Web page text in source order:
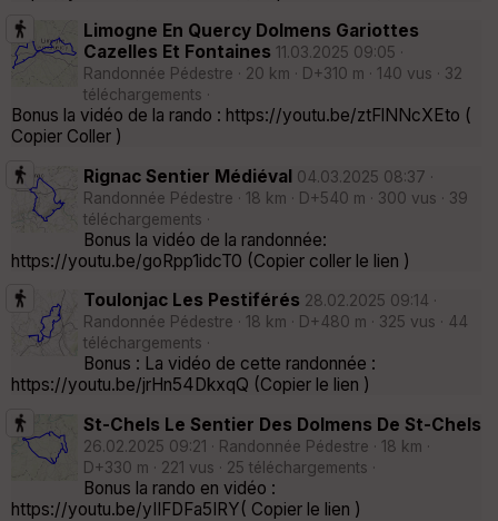
Limogne En Quercy Dolmens Gariottes
Cazelles Et Fontaines 11.03.2025 09:05 ·
Randonnée Pédestre · 20 km · D+310 m · 140 vus · 32
téléchargements ·
Bonus la vidéo de la rando : https://youtu.be/ztFlNNcXEto (
Copier Coller )
Rignac Sentier Médiéval 04.03.2025 08:37 ·
Randonnée Pédestre · 18 km · D+540 m · 300 vus · 39
téléchargements ·
Bonus la vidéo de la randonnée:
https://youtu.be/goRpp1idcT0 (Copier coller le lien )
Toulonjac Les Pestiférés 28.02.2025 09:14 ·
Randonnée Pédestre · 18 km · D+480 m · 325 vus · 44
téléchargements ·
Bonus : La vidéo de cette randonnée :
https://youtu.be/jrHn54DkxqQ (Copier le lien )
St-Chels Le Sentier Des Dolmens De St-Chels
26.02.2025 09:21 · Randonnée Pédestre · 18 km ·
D+330 m · 221 vus · 25 téléchargements ·
Bonus la rando en vidéo :
https://youtu.be/yIIFDFa5IRY( Copier le lien )